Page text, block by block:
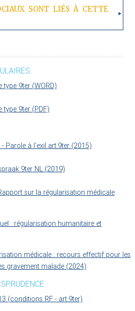
SONT LIÉS À CETTE
9ter (WORD)
type 9ter (PDF)
Parole à l’exil art.9ter (2015)
9ter NL (2019)
sur la régularisation médicale
: régularisation humanitaire et
médicale : recours effectif pour les
gravement malade (2024)
(conditions RF - art.9ter)